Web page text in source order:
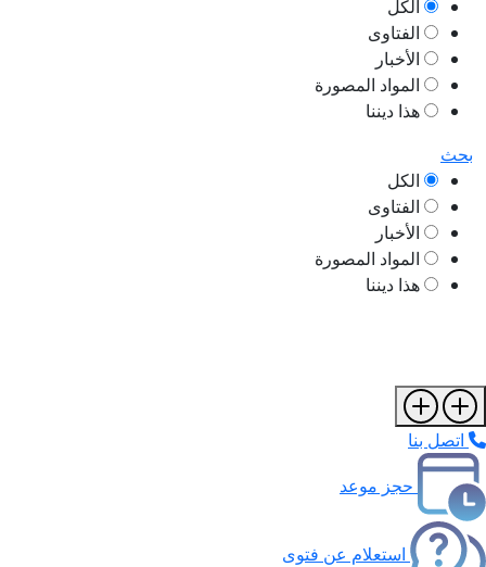
الكل
الفتاوى
الأخبار
المواد المصورة
هذا ديننا
بحث
الكل
الفتاوى
الأخبار
المواد المصورة
هذا ديننا
اتصل بنا
حجز موعد
استعلام عن فتوى